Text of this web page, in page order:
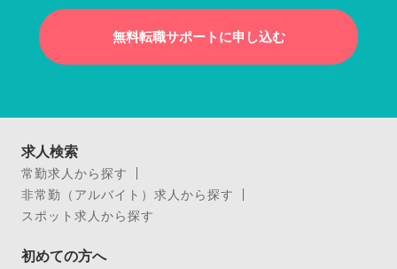
無料転職サポートに申し込む
求人検索
常勤求人から探す
非常勤（アルバイト）求人から探す
スポット求人から探す
初めての方へ